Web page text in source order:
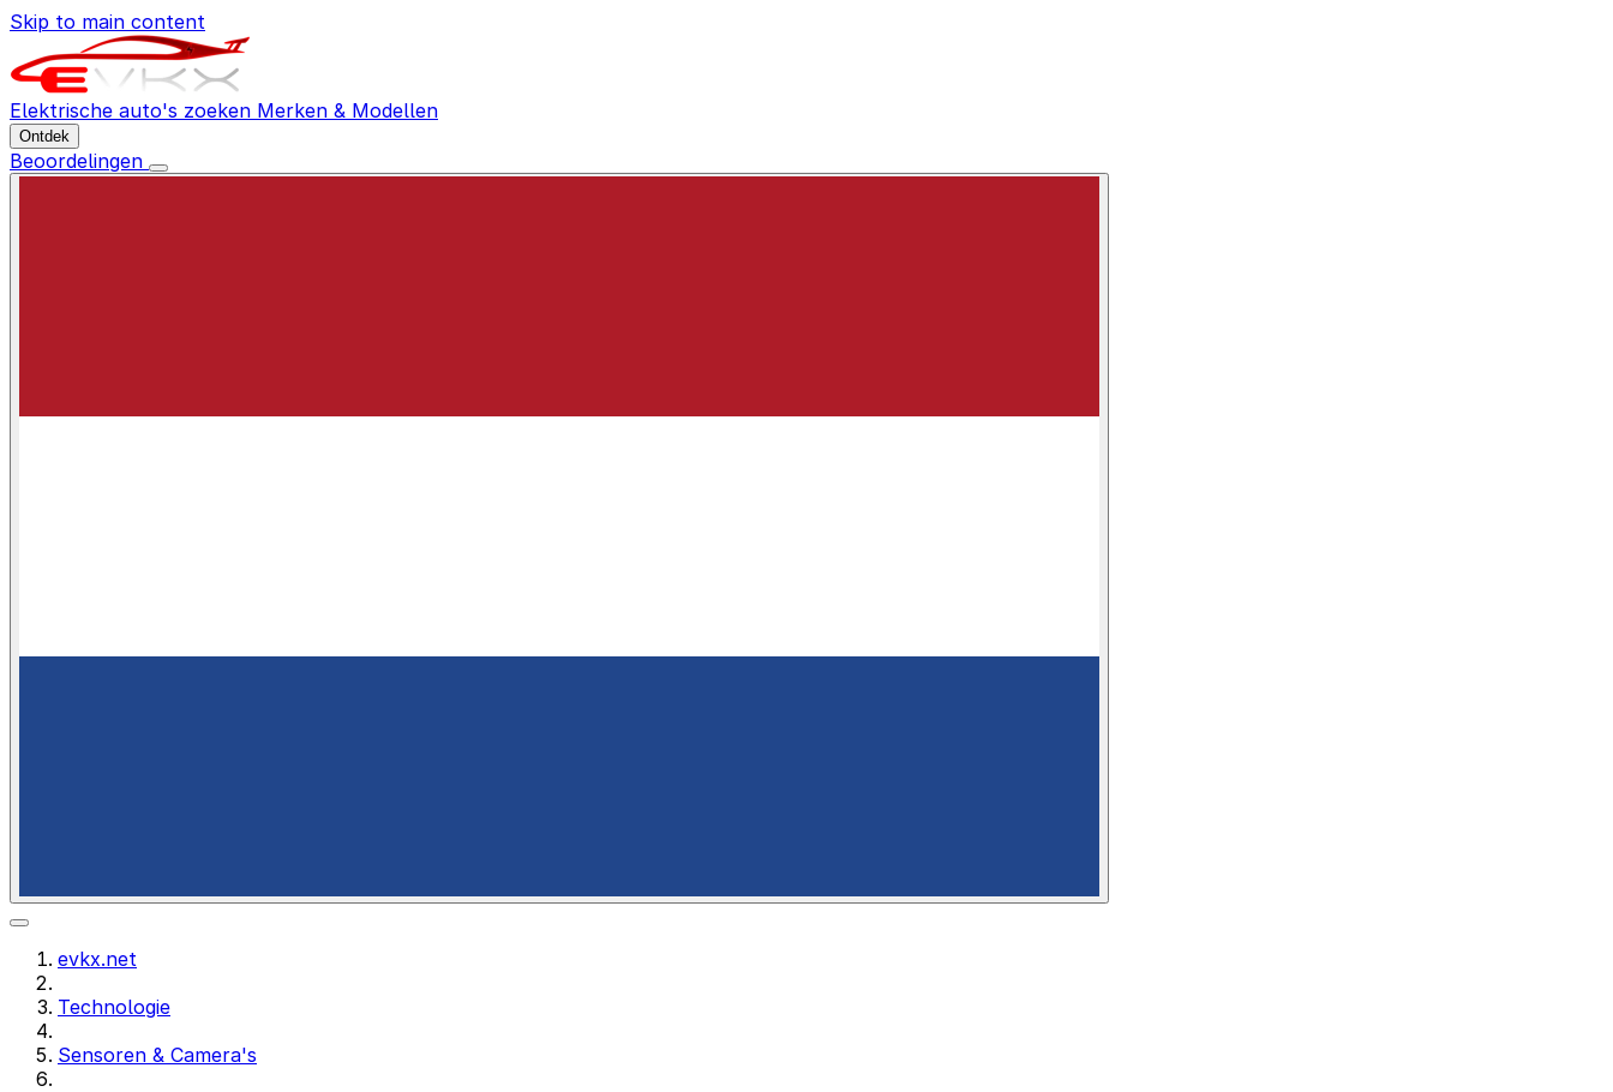
Skip to main content
Elektrische auto's zoeken Merken & Modellen
Ontdek
Beoordelingen
evkx.net
Technologie
Sensoren & Camera's